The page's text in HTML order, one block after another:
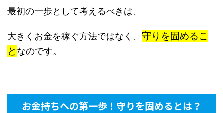
最初の一歩として考えるべきは、
大きくお金を稼ぐ方法ではなく、 守りを固めるこ
と なのです。
お金持ちへの第一歩！守りを固めるとは？